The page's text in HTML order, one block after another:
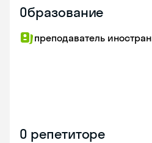
Образование
преподаватель
О репетиторе